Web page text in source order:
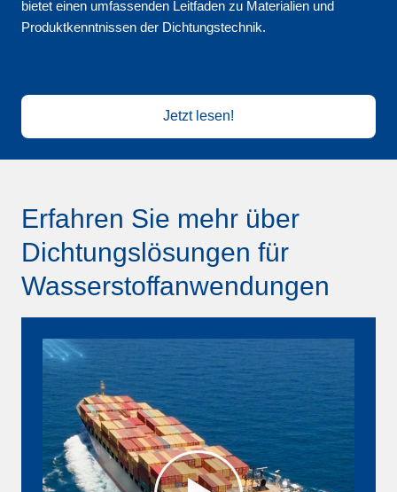
bietet einen umfassenden Leitfaden zu Materialien und
Produktkenntnissen der Dichtungstechnik.
Jetzt lesen!
Erfahren Sie mehr über
Dichtungslösungen für
Wasserstoffanwendungen